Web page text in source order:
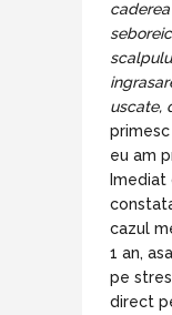
uscate,
eu am
cazul
1 an,
pe
direct